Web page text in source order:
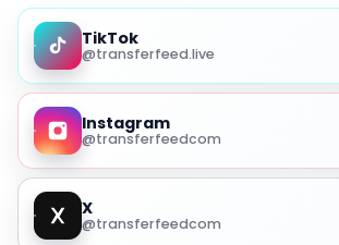
TikTok
@transferfeed.live
Instagram
@transferfeedcom
X
@transferfeedcom